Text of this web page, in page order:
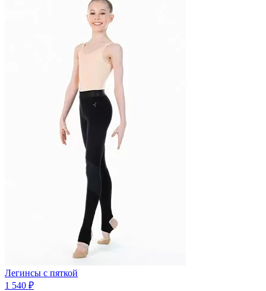
Легинсы с пяткой
1 540 ₽